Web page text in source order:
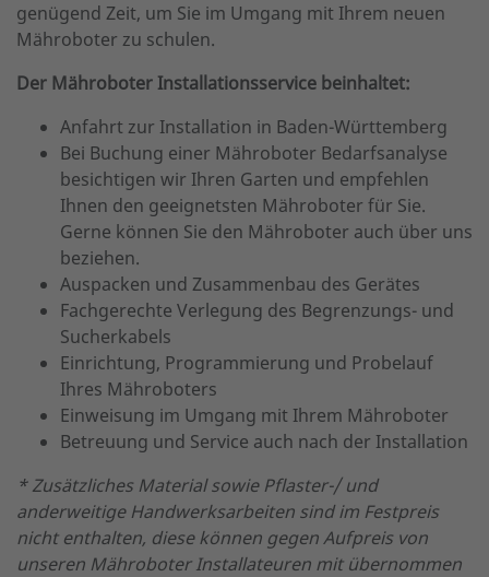
genügend Zeit, um Sie im Umgang mit Ihrem neuen
Mähroboter zu schulen.
Der Mähroboter Installationsservice beinhaltet:
Anfahrt zur Installation in Baden-Württemberg
Bei Buchung einer Mähroboter Bedarfsanalyse
besichtigen wir Ihren Garten und empfehlen
Ihnen den geeignetsten Mähroboter für Sie.
Gerne können Sie den Mähroboter auch über uns
beziehen.
Auspacken und Zusammenbau des Gerätes
Fachgerechte Verlegung des Begrenzungs- und
Sucherkabels
Einrichtung, Programmierung und Probelauf
Ihres Mähroboters
Einweisung im Umgang mit Ihrem Mähroboter
Betreuung und Service auch nach der Installation
* Zusätzliches Material sowie Pflaster-/ und
anderweitige Handwerksarbeiten sind im Festpreis
nicht enthalten, diese können gegen Aufpreis von
unseren Mähroboter Installateuren mit übernommen